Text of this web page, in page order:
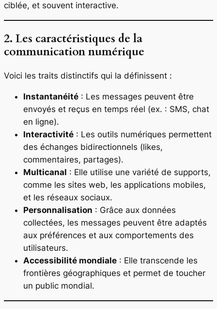
ciblée, et souvent interactive.
2. Les caractéristiques de la
communication numérique
Voici les traits distinctifs qui la définissent :
Instantanéité : Les messages peuvent être
envoyés et reçus en temps réel (ex. : SMS, chat
en ligne).
Interactivité : Les outils numériques permettent
des échanges bidirectionnels (likes,
commentaires, partages).
Multicanal : Elle utilise une variété de supports,
comme les sites web, les applications mobiles,
et les réseaux sociaux.
Personnalisation : Grâce aux données
collectées, les messages peuvent être adaptés
aux préférences et aux comportements des
utilisateurs.
Accessibilité mondiale : Elle transcende les
frontières géographiques et permet de toucher
un public mondial.